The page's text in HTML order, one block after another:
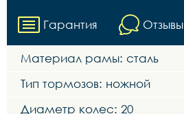
Гарантия Отзывы
Материал рамы: сталь
Тип тормозов: ножной
Диаметр колес: 20